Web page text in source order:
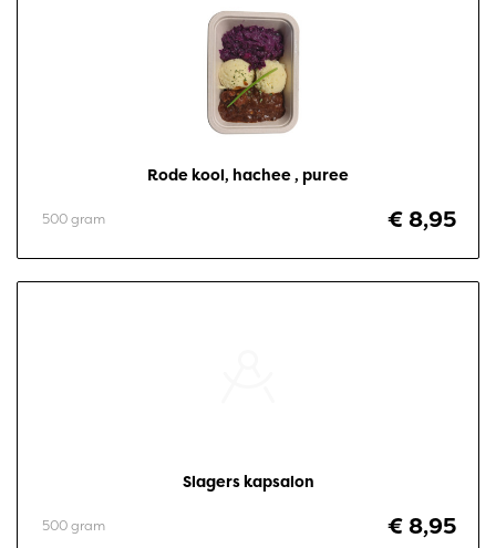
Rode kool, hachee , puree
€ 8,95
500 gram
Slagers kapsalon
€ 8,95
500 gram